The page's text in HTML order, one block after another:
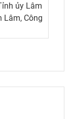
ủy Lâm
Lâm, Công